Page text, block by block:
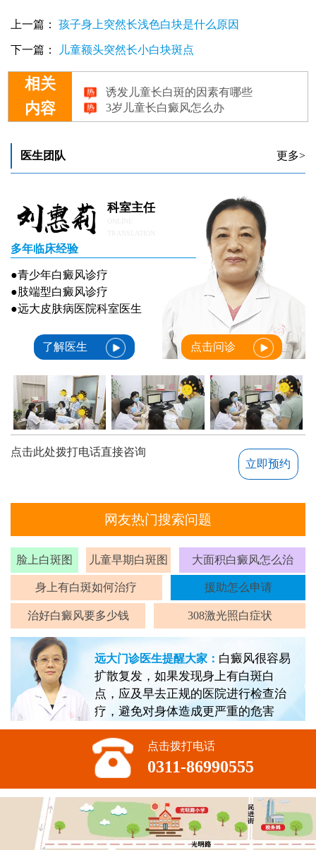
上一篇： 孩子身上突然长浅色白块是什么原因
下一篇： 儿童额头突然长小白块斑点
相关
内容
3岁儿童长白癜风怎么办
儿童长白癜风跟什么隐私有关
儿童长白癜风跟什么因素有关
医生团队
更多>
科室主任
多年临床经验
●青少年白癜风诊疗
●肢端型白癜风诊疗
●远大皮肤病医院科室医生
了解医生 点击问诊
点击此处拨打电话直接咨询
立即预约
网友热门搜索问题
脸上白斑图 儿童早期白斑图 大面积白癜风怎么治
身上有白斑如何治疗 援助怎么申请
治好白癜风要多少钱 308激光照白症状
远大门诊医生提醒大家： 白癜风很容易
扩散复发，如果发现身上有白斑白
点，应及早去正规的医院进行检查治
疗，避免对身体造成更严重的危害
点击拨打电话
0311-86990555